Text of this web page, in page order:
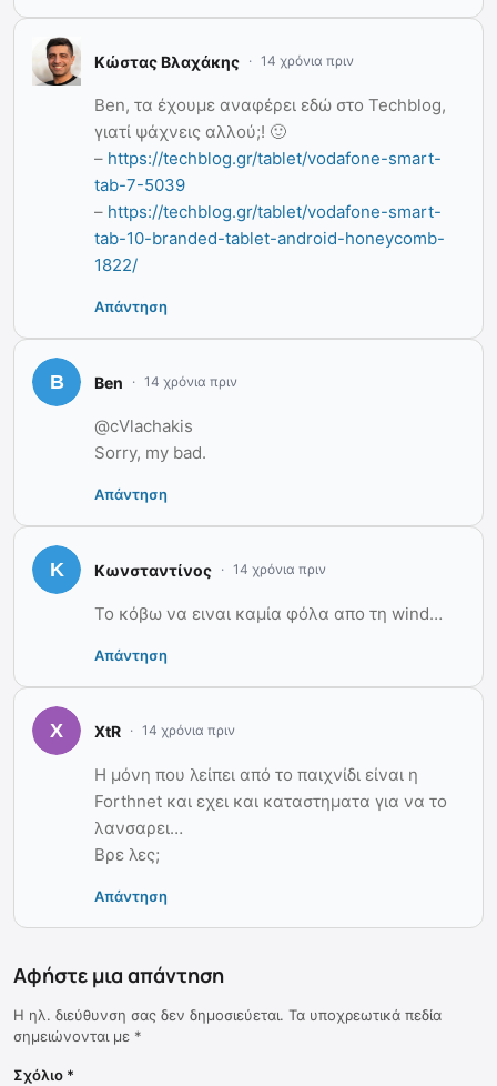
Κώστας Βλαχάκης 14 χρόνια πριν
Ben, τα έχουμε αναφέρει εδώ στο Techblog,
γιατί ψάχνεις αλλού;! 🙂
– https://techblog.gr/tablet/vodafone-smart-
tab-7-5039
– https://techblog.gr/tablet/vodafone-smart-
tab-10-branded-tablet-android-honeycomb-
1822/
Απάντηση
Ben 14 χρόνια πριν
@cVlachakis
Sorry, my bad.
Απάντηση
Κωνσταντίνος 14 χρόνια πριν
Το κόβω να ειναι καμία φόλα απο τη wind…
Απάντηση
XtR 14 χρόνια πριν
Η μόνη που λείπει από το παιχνίδι είναι η
Forthnet και εχει και καταστηματα για να το
λανσαρει…
Βρε λες;
Απάντηση
Αφήστε μια απάντηση
Η ηλ. διεύθυνση σας δεν δημοσιεύεται. Τα υποχρεωτικά πεδία
σημειώνονται με *
Σχόλιο *